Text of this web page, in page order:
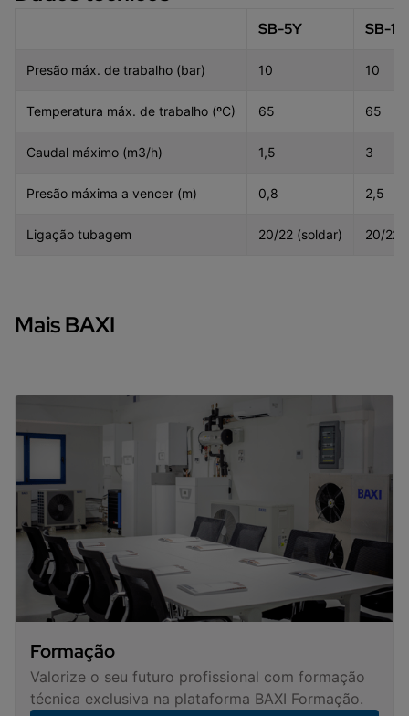
SB-5Y SB-10
Presão máx. de trabalho (bar) 10 10
Temperatura máx. de trabalho (ºC) 65 65
Caudal máximo (m3/h) 1,5 3
Presão máxima a vencer (m) 0,8 2,5
Ligação tubagem 20/22 (soldar) 20/22
Mais BAXI
Formação
Valorize o seu futuro profissional com formação
técnica exclusiva na plataforma BAXI Formação.